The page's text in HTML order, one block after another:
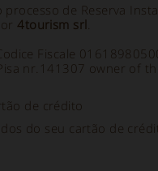
de Reserva
4tourism srl.
Fiscale
nr.141307 owner of
de crédito
do seu cartão de